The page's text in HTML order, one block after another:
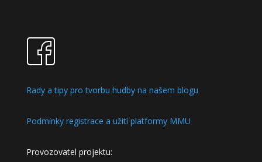
Rady a tipy pro tvorbu hudby na našem blogu
Podmínky registrace a užití platformy MMU
Provozovatel projektu: